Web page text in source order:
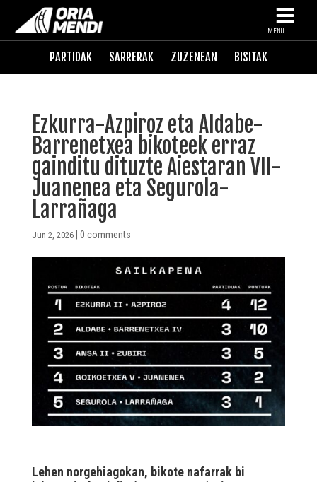
MENU
PARTIDAK SARRERAK ZUZENEAN BISITAK
Ezkurra-Azpiroz eta Aldabe-
Barrenetxea bikoteek erraz
gainditu dituzte Aiestaran VII-
Juanenea eta Segurola-
Larrañaga
Jun 2, 2026| 0 comments
Lehen norgehiagokan, bikote nafarrak bi